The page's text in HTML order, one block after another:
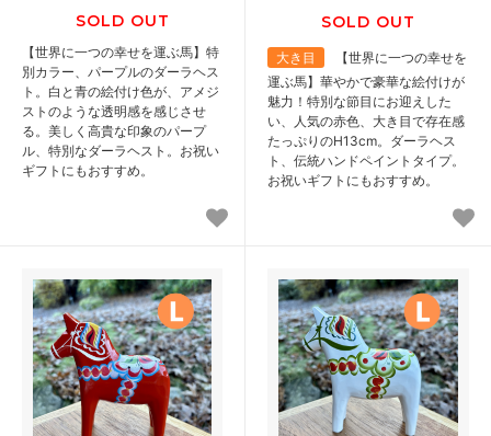
SOLD OUT
【世界に一つの幸せを運ぶ馬】特
別カラー、パープルのダーラヘス
ト。白と青の絵付け色が、アメジ
ストのような透明感を感じさせ
る。美しく高貴な印象のパープ
ル、特別なダーラヘスト。お祝い
ギフトにもおすすめ。
SOLD OUT
大き目
【世界に一つの幸せを
運ぶ馬】華やかで豪華な絵付けが
魅力！特別な節目にお迎えした
い、人気の赤色、大き目で存在感
たっぷりのH13cm。ダーラヘス
ト、伝統ハンドペイントタイプ。
お祝いギフトにもおすすめ。